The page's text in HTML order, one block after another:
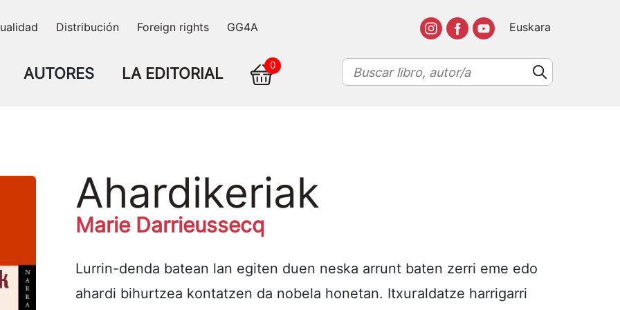
Distribución Foreign rights GG4A Euskara
AUTORES LA EDITORIAL 0
Ahardikeriak
Marie Darrieussecq
Lurrin-denda batean lan egiten duen neska arrunt baten zerri eme edo
ahardi bihurtzea kontatzen da nobela honetan. Itxuraldatze harrigarri